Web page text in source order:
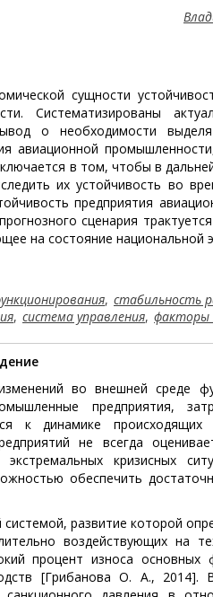
сущности
Систематизированы
о необходимости
авиационной
в том, чтобы в
их устойчивость во
предприятия
сценария
на состояние национальной
, стабильность
, система управления, факторы
во внешней среде
предприятия,
к динамике происходящих
не всегда
кризисных
обеспечить
развитие которой
воздействующих на
процент износа основных
[Грибанова О. А., 2014].